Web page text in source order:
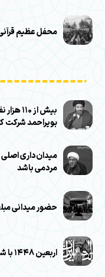
محفل عظیم قرآنی
بیش از
بویراحمد شرکت
میدان‌داری
مردمی باشد
حضور میدانی
اربعین ۱۴۴۸ با شعار «یا لثارات الحسین» برگزار شد